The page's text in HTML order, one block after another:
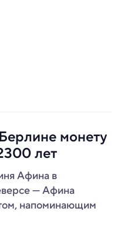
монету
лет
Афина в
— Афина
напоминающим